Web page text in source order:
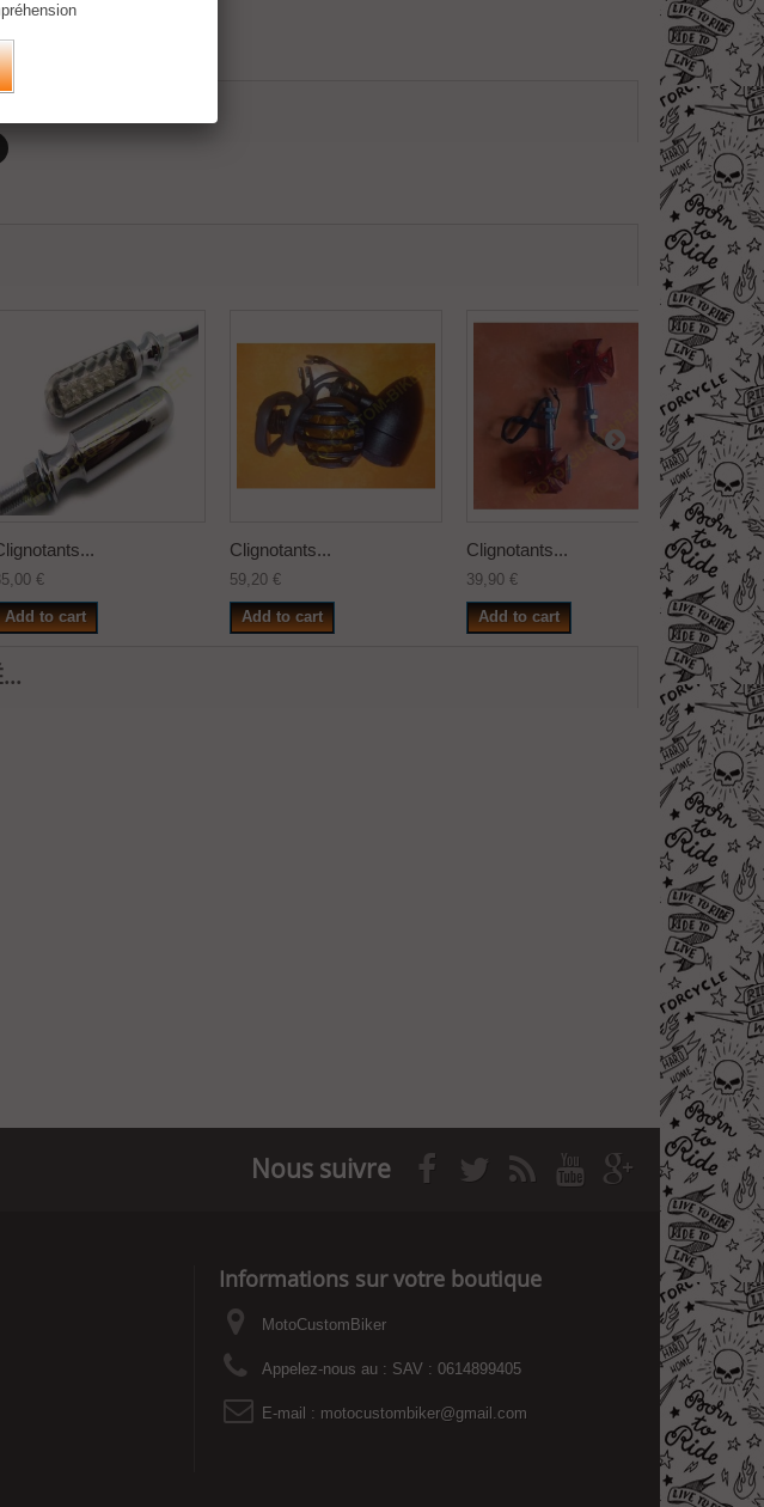
nécessaire.
€
Add to cart
Clignotants...
59,20 €
Add to cart
Clignotants...
39,90 €
Add to cart
59,20 €
Add
Nous suivre
Informations sur votre boutique
MotoCustomBiker
Appelez-nous au : SAV : 0614899405
E-mail : motocustombiker@gmail.com